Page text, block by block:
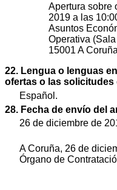
Apertura sobre
2019 a las
Asuntos
Operativa
15001 A
22. Lengua o lenguas
ofertas o las
Español.
28. Fecha de envío del
26 de diciembre de
A Coruña, 26 de
Órgano de